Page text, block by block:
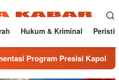
Hukum & Kriminal
Kapolri